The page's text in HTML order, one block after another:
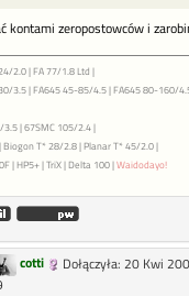
kontami zeropostowców i
2.0 | FA 77/1.8 Ltd |
3.5 | FA645 45-85/4.5 | FA645 80-160/
3.5 | 67SMC 105/2.4 |
Biogon T* 28/2.8 | Planar T* 45/2.0 |
| HP5+ | TriX | Delta 100 |Waidodayo!
cotti
Dołączyła: 20 Kwi